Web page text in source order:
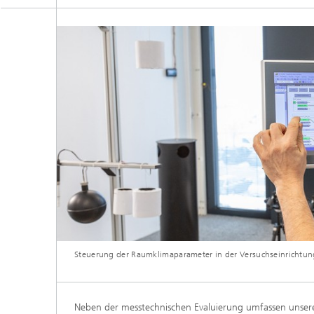
Digitale und nachhaltige Akustik
Technischer Schallschutz und
Fahrzeugakustik
Human-Centered Acoustic Design
und User Research
Musikalische und Photoakustik
Urbane und Architekturakustik
Flug-
und
Steuerung der Raumklimaparameter in der
Neben der messtechnischen Evaluierung umfassen